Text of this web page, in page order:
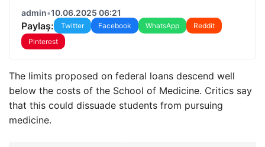
admin•10.06.2025 06:21
Paylaş: Twitter Facebook WhatsApp
Reddit
Pinterest
The limits proposed on federal loans descend well
below the costs of the School of Medicine. Critics say
that this could dissuade students from pursuing
medicine.